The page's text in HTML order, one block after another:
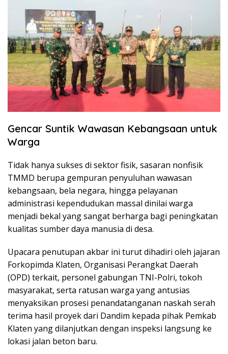
Gencar Suntik Wawasan Kebangsaan untuk
Warga
Tidak hanya sukses di sektor fisik, sasaran nonfisik
TMMD berupa gempuran penyuluhan wawasan
kebangsaan, bela negara, hingga pelayanan
administrasi kependudukan massal dinilai warga
menjadi bekal yang sangat berharga bagi peningkatan
kualitas sumber daya manusia di desa.
Upacara penutupan akbar ini turut dihadiri oleh jajaran
Forkopimda Klaten, Organisasi Perangkat Daerah
(OPD) terkait, personel gabungan TNI-Polri, tokoh
masyarakat, serta ratusan warga yang antusias
menyaksikan prosesi penandatanganan naskah serah
terima hasil proyek dari Dandim kepada pihak Pemkab
Klaten yang dilanjutkan dengan inspeksi langsung ke
lokasi jalan beton baru.